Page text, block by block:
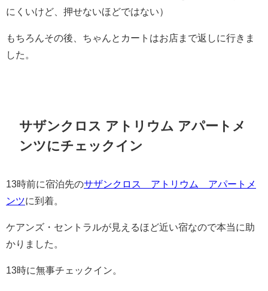
にくいけど、押せないほどではない）
もちろんその後、ちゃんとカートはお店まで返しに行きま
した。
サザンクロス アトリウム アパートメ
ンツにチェックイン
13時前に宿泊先のサザンクロス アトリウム アパートメ
ンツに到着。
ケアンズ・セントラルが見えるほど近い宿なので本当に助
かりました。
13時に無事チェックイン。